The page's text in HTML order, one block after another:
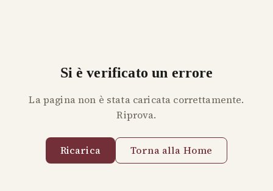
Si è verificato un errore
La pagina non è stata caricata correttamente.
Riprova.
Ricarica Torna alla Home